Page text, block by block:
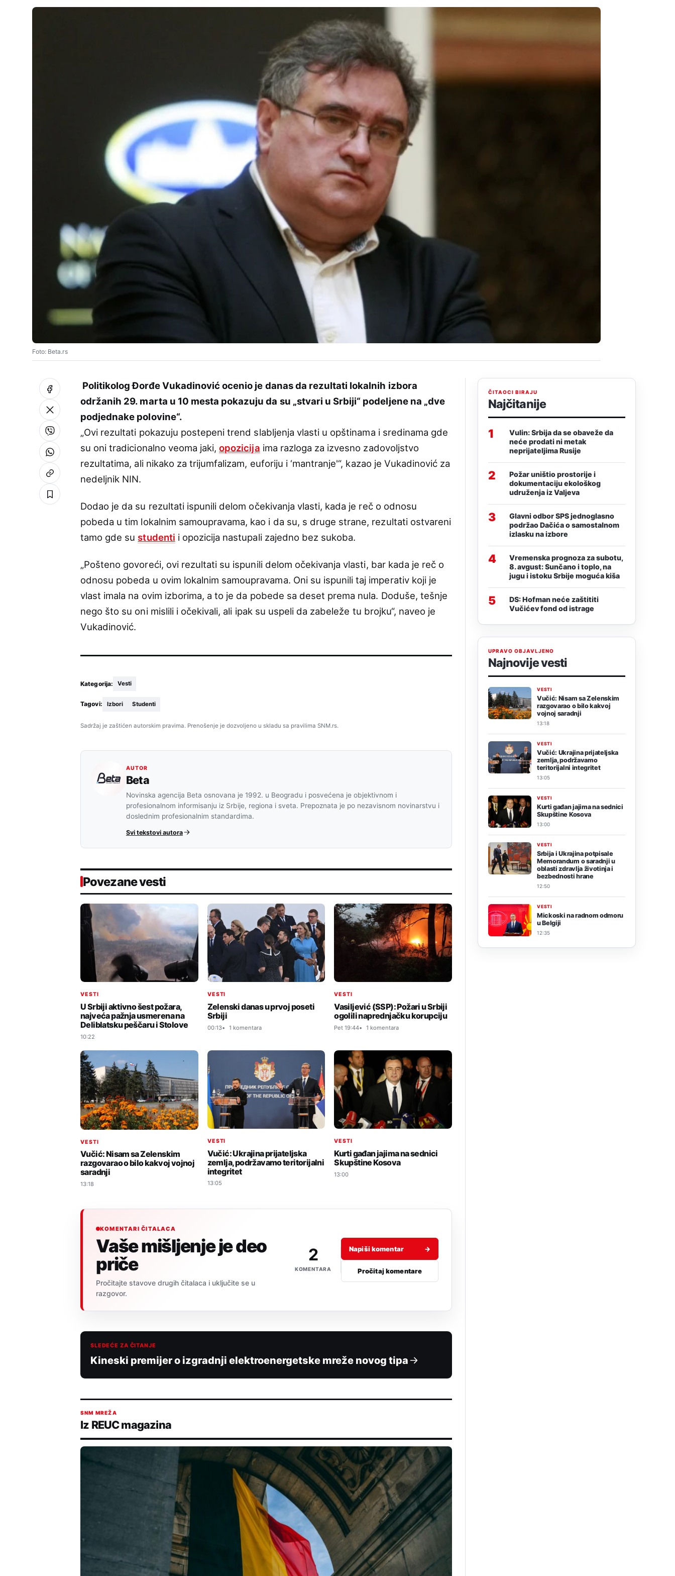
Foto: Beta.rs
Politikolog Đorđe Vukadinović ocenio je danas da rezultati lokalnih izbora
održanih 29. marta u 10 mesta pokazuju da su „stvari u Srbiji“ podeljene na „dve
podjednake polovine“.
„Ovi rezultati pokazuju postepeni trend slabljenja vlasti u opštinama i sredinama gde
su oni tradicionalno veoma jaki,opozicija ima razloga za izvesno zadovoljstvo
rezultatima, ali nikako za trijumfalizam, euforiju i ‘mantranje'“, kazao je Vukadinović za
nedeljnik NIN.
Dodao je da su rezultati ispunili delom očekivanja vlasti, kada je reč o odnosu
pobeda u tim lokalnim samoupravama, kao i da su, s druge strane, rezultati ostvareni
tamo gde su studenti i opozicija nastupali zajedno bez sukoba.
„Pošteno govoreći, ovi rezultati su ispunili delom očekivanja vlasti, bar kada je reč o
odnosu pobeda u ovim lokalnim samoupravama. Oni su ispunili taj imperativ koji je
vlast imala na ovim izborima, a to je da pobede sa deset prema nula. Doduše, tešnje
nego što su oni mislili i očekivali, ali ipak su uspeli da zabeleže tu brojku“, naveo je
Vukadinović.
Kategorija: Vesti
Tagovi: Izbori Studenti
Sadržaj je zaštićen autorskim pravima. Prenošenje je dozvoljeno u skladu sa pravilima SNM.rs.
AUTOR
Beta
Novinska agencija Beta osnovana je 1992. u Beogradu i posvećena je objektivnom i
profesionalnom informisanju iz Srbije, regiona i sveta. Prepoznata je po nezavisnom novinarstvu i
doslednim profesionalnim standardima.
Svi tekstovi autora
Povezane vesti
VESTI
U Srbiji aktivno šest požara,
najveća pažnja usmerena na
Deliblatsku peščaru i Stolove
10:22
VESTI
Zelenski danas u prvoj poseti
Srbiji
00:13 1 komentara
VESTI
Vasiljević (SSP): Požari u Srbiji
ogolili naprednjačku korupciju
Pet 19:44 1 komentara
VESTI
Vučić: Nisam sa Zelenskim
razgovarao o bilo kakvoj vojnoj
saradnji
13:18
VESTI
Vučić: Ukrajina prijateljska
zemlja, podržavamo teritorijalni
integritet
13:05
VESTI
Kurti gađan jajima na sednici
Skupštine Kosova
13:00
KOMENTARI ČITALACA
Vaše mišljenje je deo
priče
Pročitajte stavove drugih čitalaca i uključite se u
razgovor.
2
KOMENTARA
Napiši komentar →
Pročitaj komentare
SLEDEĆE ZA ČITANJE
Kineski premijer o izgradnji elektroenergetske mreže novog tipa
SNM MREŽA
Iz REUC magazina
ČITAOCI BIRAJU
Najčitanije
1
Vulin: Srbija da se obaveže da
neće prodati ni metak
neprijateljima Rusije
2
Požar uništio prostorije i
dokumentaciju ekološkog
udruženja iz Valjeva
3
Glavni odbor SPS jednoglasno
podržao Dačića o samostalnom
izlasku na izbore
4
Vremenska prognoza za subotu,
8. avgust: Sunčano i toplo, na
jugu i istoku Srbije moguća kiša
5
DS: Hofman neće zaštititi
Vučićev fond od istrage
UPRAVO OBJAVLJENO
Najnovije vesti
VESTI
Vučić: Nisam sa Zelenskim
razgovarao o bilo kakvoj
vojnoj saradnji
13:18
VESTI
Vučić: Ukrajina prijateljska
zemlja, podržavamo
teritorijalni integritet
13:05
VESTI
Kurti gađan jajima na sednici
Skupštine Kosova
13:00
VESTI
Srbija i Ukrajina potpisale
Memorandum o saradnji u
oblasti zdravlja životinja i
bezbednosti hrane
12:50
VESTI
Mickoski na radnom odmoru
u Belgiji
12:35